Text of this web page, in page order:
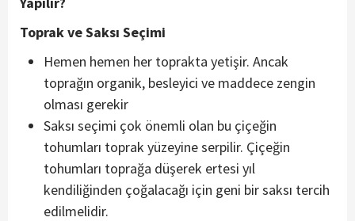
Toprak ve Saksı Seçimi
Hemen hemen her toprakta yetişir. Ancak
toprağın organik, besleyici ve maddece zengin
olması gerekir
Saksı seçimi çok önemli olan bu çiçeğin
tohumları toprak yüzeyine serpilir. Çiçeğin
tohumları toprağa düşerek ertesi yıl
kendiliğinden çoğalacağı için geni bir saksı tercih
edilmelidir.